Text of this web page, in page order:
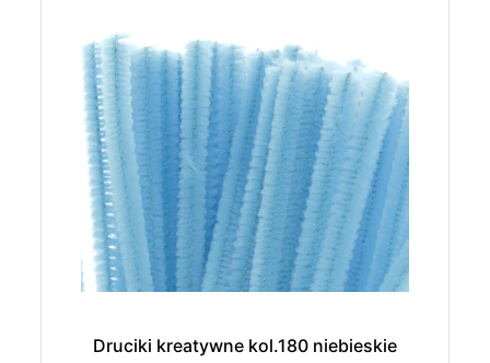
Druciki kreatywne kol.180 niebieskie